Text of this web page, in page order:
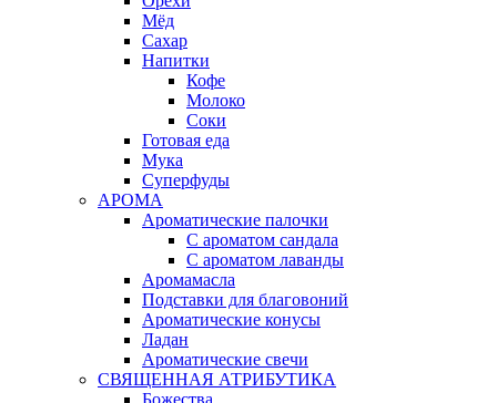
Мёд
Сахар
Напитки
Кофе
Молоко
Соки
Готовая еда
Мука
Суперфуды
АРОМА
Ароматические палочки
С ароматом сандала
С ароматом лаванды
Аромамасла
Подставки для благовоний
Ароматические конусы
Ладан
Ароматические свечи
СВЯЩЕННАЯ АТРИБУТИКА
Божества